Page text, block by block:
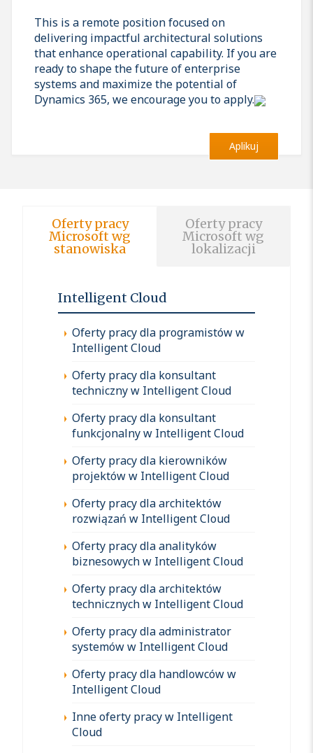
This is a remote position focused on
delivering impactful architectural solutions
that enhance operational capability. If you are
ready to shape the future of enterprise
systems and maximize the potential of
Dynamics 365, we encourage you to apply.
Aplikuj
Oferty pracy
Microsoft wg
stanowiska
Oferty pracy
Microsoft wg
lokalizacji
Intelligent Cloud
Oferty pracy dla programistów w
Intelligent Cloud
Oferty pracy dla konsultant
techniczny w Intelligent Cloud
Oferty pracy dla konsultant
funkcjonalny w Intelligent Cloud
Oferty pracy dla kierowników
projektów w Intelligent Cloud
Oferty pracy dla architektów
rozwiązań w Intelligent Cloud
Oferty pracy dla analityków
biznesowych w Intelligent Cloud
Oferty pracy dla architektów
technicznych w Intelligent Cloud
Oferty pracy dla administrator
systemów w Intelligent Cloud
Oferty pracy dla handlowców w
Intelligent Cloud
Inne oferty pracy w Intelligent
Cloud